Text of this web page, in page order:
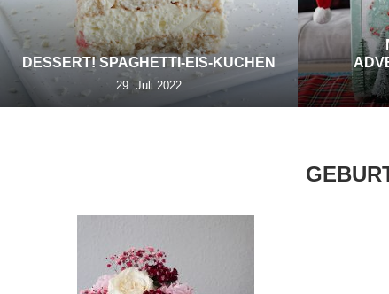
DESSERT! SPAGHETTI-EIS-KUCHEN
29. Juli 2022